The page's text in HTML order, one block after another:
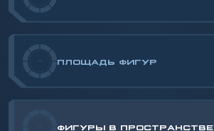
- ПЛОЩАДЬ ФИГУР
ФИГУРЫ В ПРОСТРАНСТВЕ